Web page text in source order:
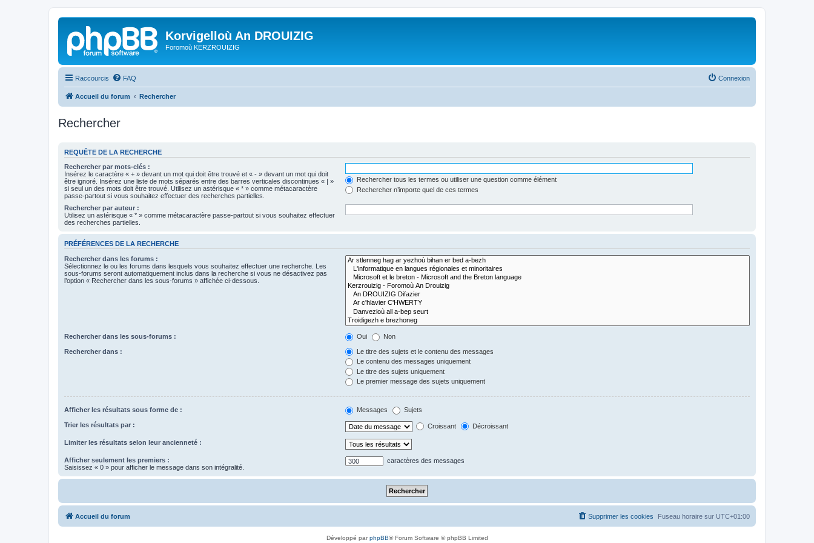
Korvigelloù An DROUIZIG
Foromoù KERZROUIZIG
Raccourcis FAQ Connexion
Accueil du forum Rechercher
Rechercher
REQUÊTE DE LA RECHERCHE
Rechercher par mots-clés :
Insérez le caractère « + » devant un mot qui doit être trouvé et « - » devant un mot qui doit
être ignoré. Insérez une liste de mots séparés entre des barres verticales discontinues « | »
si seul un des mots doit être trouvé. Utilisez un astérisque « * » comme métacaractère
passe-partout si vous souhaitez effectuer des recherches partielles.
Rechercher tous les termes ou utiliser une question comme élément
Rechercher n’importe quel de ces termes
Rechercher par auteur :
Utilisez un astérisque « * » comme métacaractère passe-partout si vous souhaitez effectuer
des recherches partielles.
PRÉFÉRENCES DE LA RECHERCHE
Rechercher dans les forums :
Sélectionnez le ou les forums dans lesquels vous souhaitez effectuer une recherche. Les
sous-forums seront automatiquement inclus dans la recherche si vous ne désactivez pas
l’option « Rechercher dans les sous-forums » affichée ci-dessous.
Rechercher dans les sous-forums : Oui Non
Rechercher dans :
Le titre des sujets et le contenu des messages
Le contenu des messages uniquement
Le titre des sujets uniquement
Le premier message des sujets uniquement
Afficher les résultats sous forme de : Messages Sujets
Trier les résultats par : Croissant Décroissant
Limiter les résultats selon leur ancienneté :
Afficher seulement les premiers :
Saisissez « 0 » pour afficher le message dans son intégralité.
caractères des messages
Accueil du forum Fuseau horaire sur UTC+01:00
Supprimer les cookies
Développé parphpBB® Forum Software © phpBB Limited